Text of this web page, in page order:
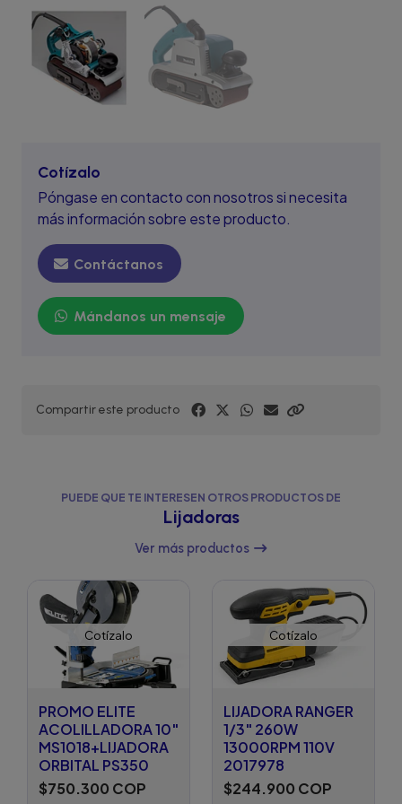
Cotízalo
Póngase en contacto con nosotros si necesita
más información sobre este producto.
Contáctanos
Mándanos un mensaje
Compartir este producto
PUEDE QUE TE INTERESEN OTROS PRODUCTOS DE
Lijadoras
Ver más productos
Cotízalo
PROMO ELITE
ACOLILLADORA 10"
MS1018+LIJADORA
ORBITAL PS350
$750.300 COP
Cotízalo
LIJADORA RANGER
1/3" 260W
13000RPM 110V
2017978
$244.900 COP